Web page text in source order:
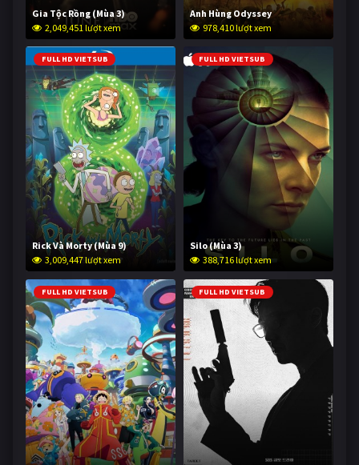
Gia Tộc Rồng (Mùa 3)
2,049,451 lượt xem
Anh Hùng Odyssey
978,410 lượt xem
FULL HD VIETSUB
Rick Và Morty (Mùa 9)
3,009,447 lượt xem
FULL HD VIETSUB
Silo (Mùa 3)
388,716 lượt xem
FULL HD VIETSUB FULL HD VIETSUB